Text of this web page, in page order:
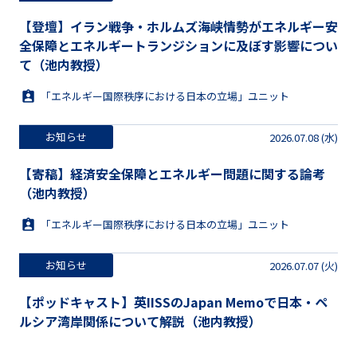
【登壇】イラン戦争・ホルムズ海峡情勢がエネルギー安
全保障とエネルギートランジションに及ぼす影響につい
て（池内教授）
「エネルギー国際秩序における日本の立場」ユニット
お知らせ 2026.07.08 (水)
【寄稿】経済安全保障とエネルギー問題に関する論考
（池内教授）
「エネルギー国際秩序における日本の立場」ユニット
お知らせ 2026.07.07 (火)
【ポッドキャスト】英IISSのJapan Memoで日本・ペ
ルシア湾岸関係について解説（池内教授）